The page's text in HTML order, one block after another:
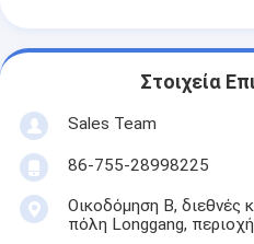
φακός επαναφορτιζόμενη
μπαταρία φωτισμού
Μπαταρία λι Socl2
Στοιχεία
Sales Team
86-755-28998225
Οικοδόμηση Β, διεθνές
πόλη Longgang,